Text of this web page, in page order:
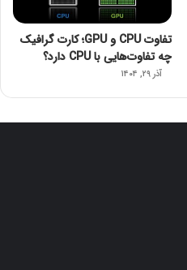
تفاوت CPU و GPU؛ کارت گرافیک
چه تفاوت‌هایی با CPU دارد؟
آذر ۲۹, ۱۴۰۴